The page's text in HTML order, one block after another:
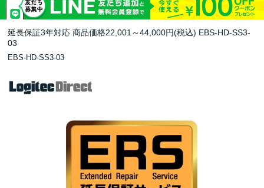
延長保証3年対応 商品価格22,001～44,000円(税込) EBS-HD-SS3-
03
EBS-HD-SS3-03